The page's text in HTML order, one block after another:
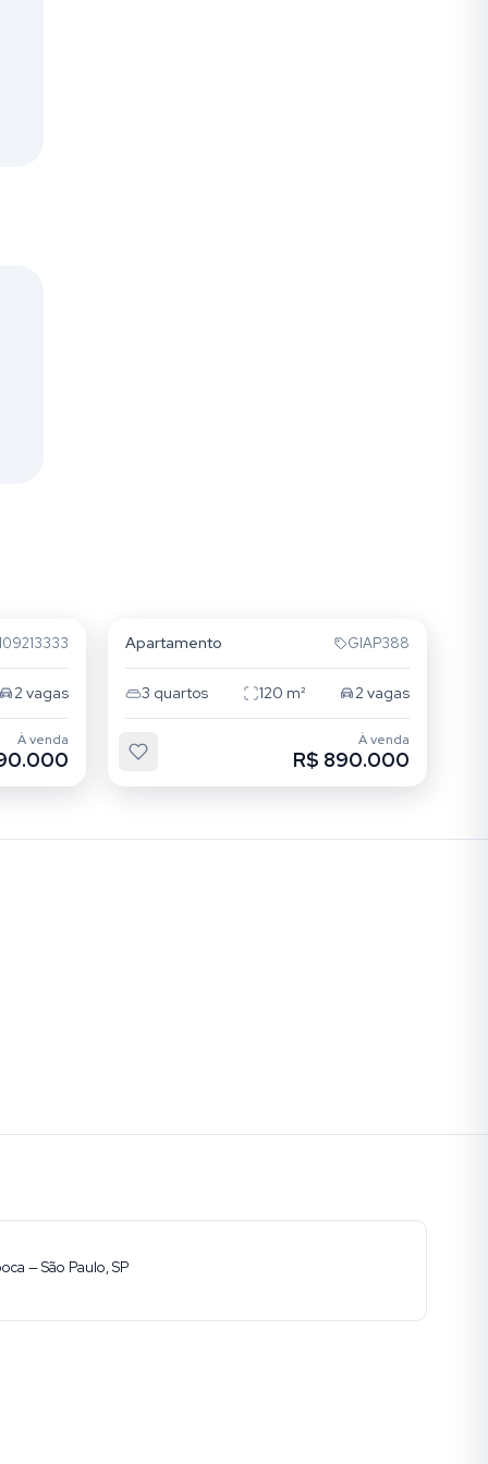
2vagas
À venda
Apartamento GIAP388
3 quartos 120 m² 2vagas
À venda
R$ 890.000
— São Paulo, SP